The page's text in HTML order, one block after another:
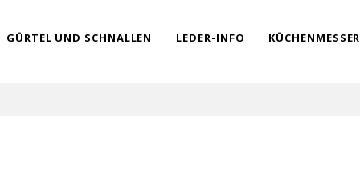
GÜRTEL UND SCHNALLEN LEDER-INFO KÜCHENMESSER